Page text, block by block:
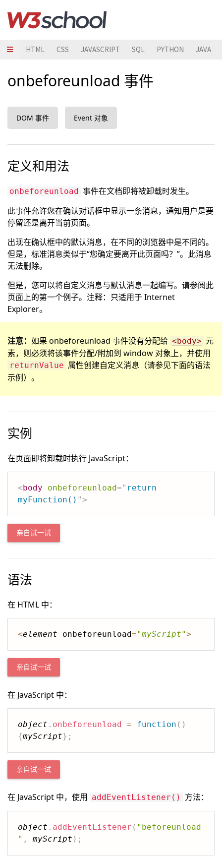
HTML CSS JAVASCRIPT SQL PYTHON JAVA
onbeforeunload 事件
DOM 事件 Event 对象
定义和用法
onbeforeunload 事件在文档即将被卸载时发生。
此事件允许您在确认对话框中显示一条消息，通知用户是要
停留还是离开当前页面。
出现在确认框中的默认消息，在不同的浏览器中是不同的。
但是，标准消息类似于“您确定要离开此页面吗？”。此消息
无法删除。
但是，您可以将自定义消息与默认消息一起编写。请参阅此
页面上的第一个例子。注释：只适用于 Internet
Explorer。
注意： 如果 onbeforeunload 事件没有分配给 <body> 元
素，则必须将该事件分配/附加到 window 对象上，并使用
returnValue 属性创建自定义消息（请参见下面的语法
示例）。
实例
在页面即将卸载时执行 JavaScript：
<body onbeforeunload=" return
myFunction() ">
亲自试一试
语法
在 HTML 中：
<element onbeforeunload="myScript">
亲自试一试
在 JavaScript 中：
object . onbeforeunload = function ( )
{myScript} ;
亲自试一试
在 JavaScript 中，使用 addEventListener() 方法：
object . addEventListener ( "beforeunload
" , myScript ) ;